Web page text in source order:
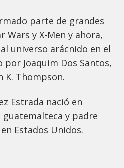
parte de grandes
Wars y X-Men y ahora,
universo arácnido en el
Joaquim Dos Santos,
K. Thompson.
Estrada nació en
guatemalteca y padre
Estados Unidos.